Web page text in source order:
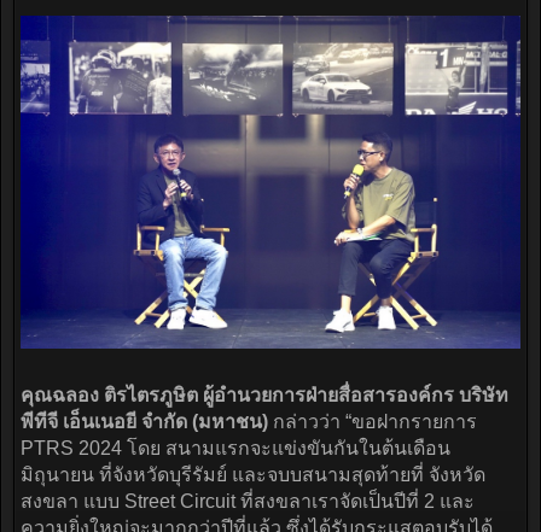
คุณฉลอง ติรไตรภูษิต ผู้อำนวยการฝ่ายสื่อสารองค์กร บริษัท
พีทีจี เอ็นเนอยี จำกัด (มหาชน) กล่าวว่า “ขอฝากรายการ
PTRS 2024 โดย สนามแรกจะแข่งขันกันในต้นเดือน
มิถุนายน ที่จังหวัดบุรีรัมย์ และจบบสนามสุดท้ายที่ จังหวัด
สงขลา แบบ Street Circuit ที่สงขลาเราจัดเป็นปีที่ 2 และ